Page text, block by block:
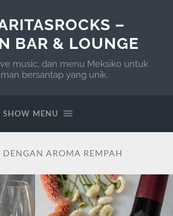
–
BAR & LOUNGE
music, dan menu Meksiko untuk
bersantap yang unik.
SHOW MENU
DENGAN AROMA REMPAH